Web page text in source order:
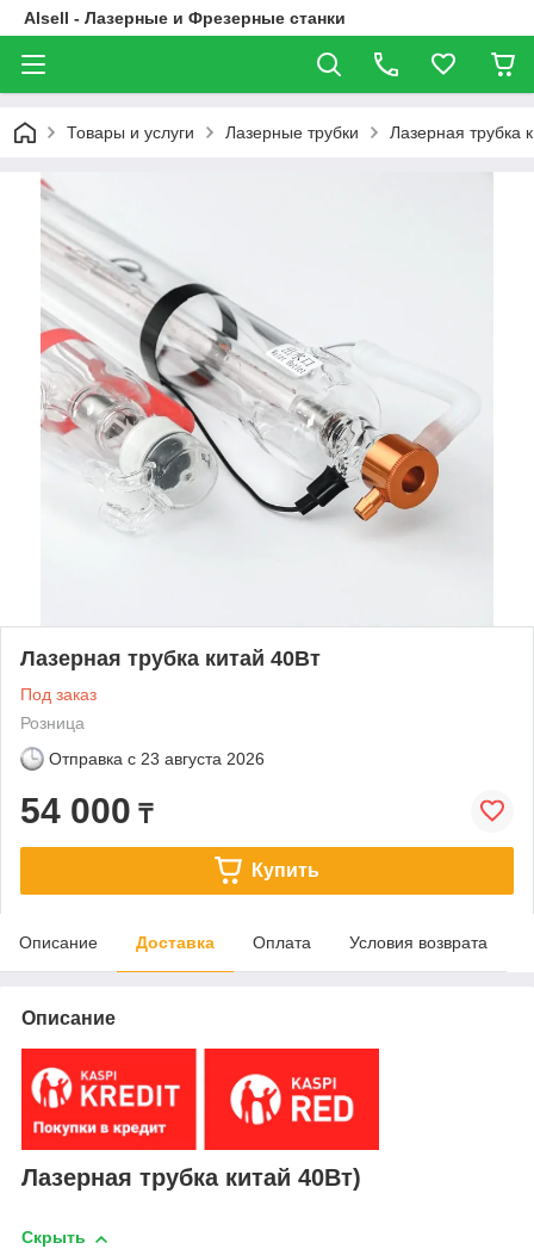
Alsell - Лазерные и Фрезерные станки
Товары и услуги Лазерные трубки Лазерная трубка
Лазерная трубка китай 40Вт
Под заказ
Розница
Отправка с 23 августа 2026
54 000 ₸
Купить
Описание Доставка Оплата Условия возврата
Описание
Лазерная трубка китай 40Вт)
Скрыть